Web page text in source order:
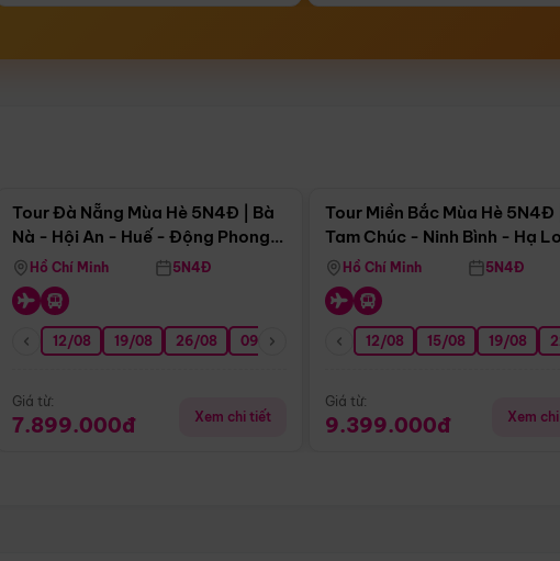
06/09 13/09 20/09 27/09
Tour Đà Nẵng Mùa Hè 5N4Đ | Bà
Nà - Hội An - Huế - Động Phong
NhaHồ Chí Minh 5N4Đ
12/08 19/08 26/08 09/09 16/09 23/09 30/09 07/10
Giá từ:
7.899.000đ Xem chi tiết
Tour Miền Bắc Mùa Hè 5N4Đ |
Tam Chúc - Ninh Bình - Hạ
Hồ Chí Minh 5N4Đ
12/08 15/08 19/08
Giá từ:
9.399.000đ Xem